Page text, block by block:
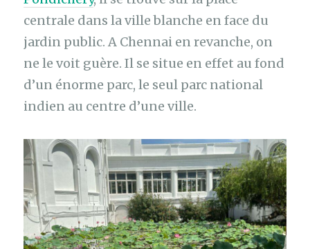
centrale dans la ville blanche en face du
jardin public. A Chennai en revanche, on
ne le voit guère. Il se situe en effet au fond
d’un énorme parc, le seul parc national
indien au centre d’une ville.